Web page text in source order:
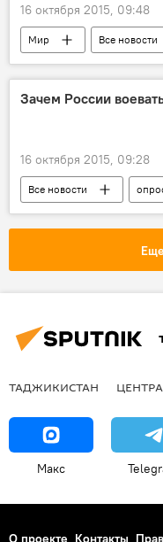
16 октября 2015, 09:48
Мир Все новости
Великобритания
искусство
Зачем России
16 октября 2015, 09:28
Все новости
ТАДЖИКИСТАН
Макс
О проекте Контакты